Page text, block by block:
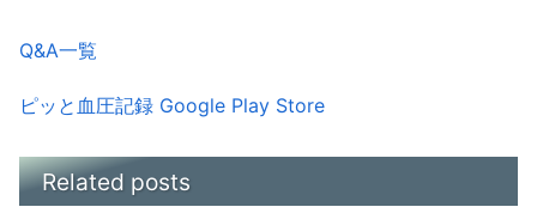
Q&A一覧
ピッと血圧記録 Google Play Store
Related posts